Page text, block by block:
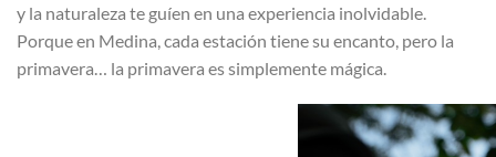
y la naturaleza te guíen en una experiencia inolvidable.
Porque en Medina, cada estación tiene su encanto, pero la
primavera… la primavera es simplemente mágica.